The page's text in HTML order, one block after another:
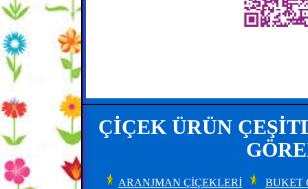
ÇİÇEK ÜRÜN
ARANJMAN ÇİÇEKLERİ BUKET